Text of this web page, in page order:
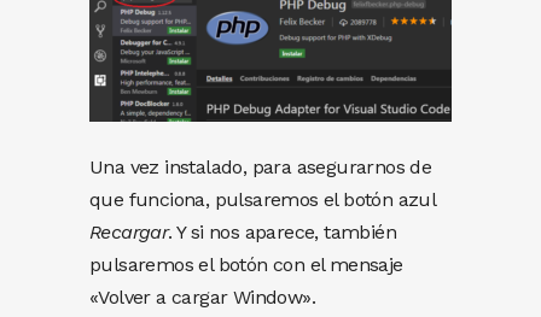
Una vez instalado, para asegurarnos de
que funciona, pulsaremos el botón azul
Recargar. Y si nos aparece, también
pulsaremos el botón con el mensaje
«Volver a cargar Window».